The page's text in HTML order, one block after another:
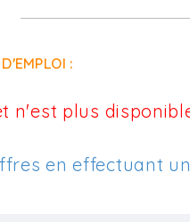
:
n'est plus
en effectuant